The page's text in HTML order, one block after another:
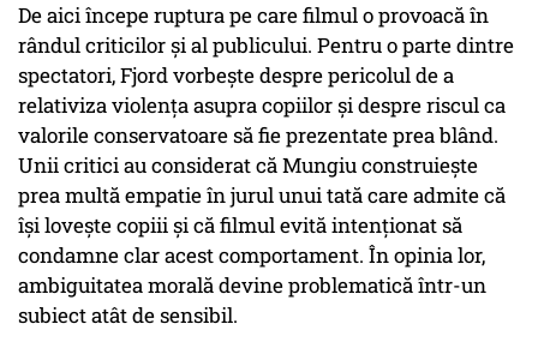
De aici începe ruptura pe care filmul o provoacă în
rândul criticilor și al publicului. Pentru o parte dintre
spectatori, Fjord vorbește despre pericolul de a
relativiza violența asupra copiilor și despre riscul ca
valorile conservatoare să fie prezentate prea blând.
Unii critici au considerat că Mungiu construiește
prea multă empatie în jurul unui tată care admite că
își lovește copiii și că filmul evită intenționat să
condamne clar acest comportament. În opinia lor,
ambiguitatea morală devine problematică într-un
subiect atât de sensibil.